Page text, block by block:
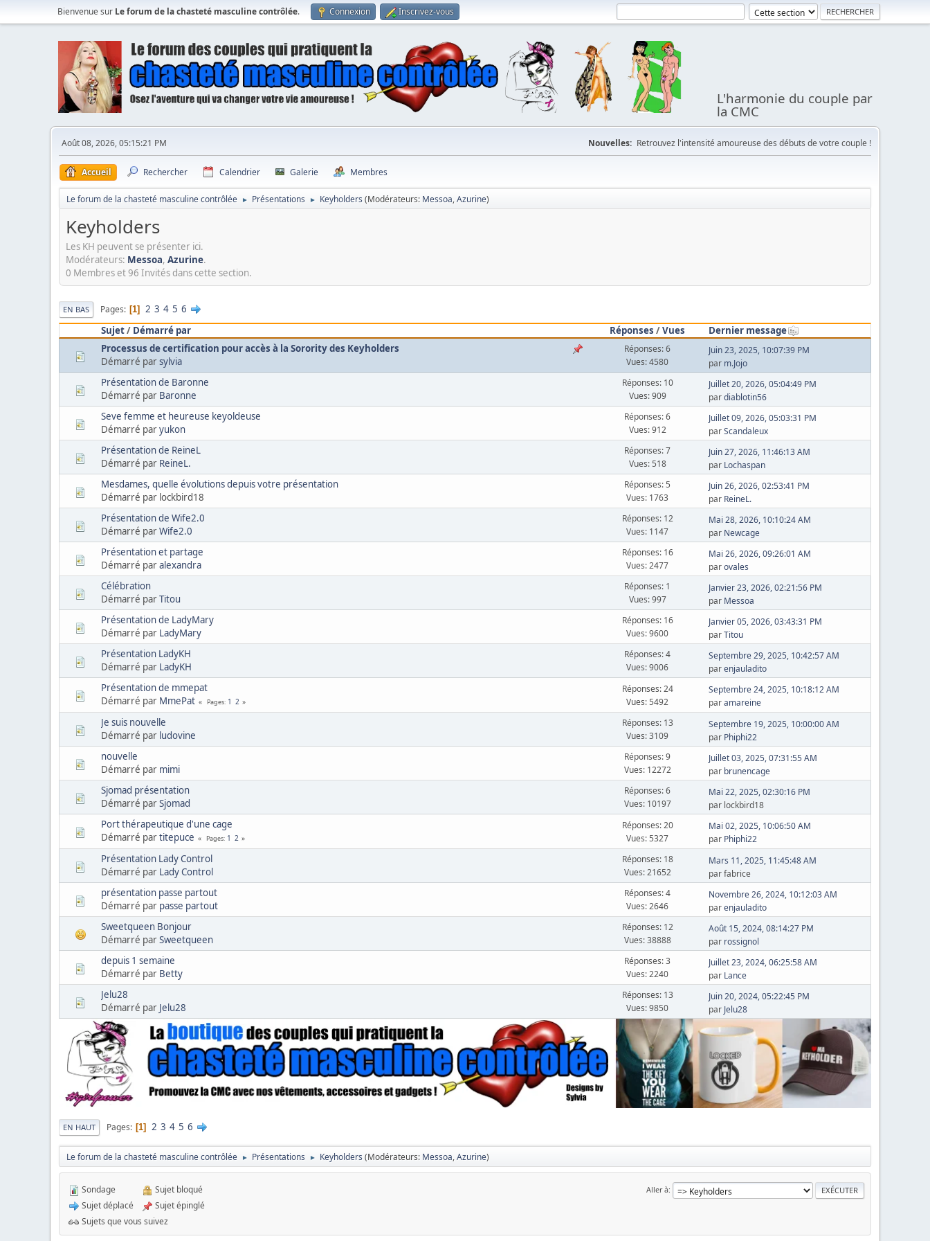
Bienvenue sur Le forum de la chasteté masculine contrôlée. Connexion Inscrivez-vous
L'harmonie du couple par
la CMC
Août 08, 2026, 05:15:21 PM Nouvelles: Retrouvez l'intensité amoureuse des débuts de votre couple !
Accueil Rechercher Calendrier Galerie Membres
Le forum de la chasteté masculine contrôlée ► Présentations ► Keyholders (Modérateurs: Messoa,Azurine)
Keyholders
Les KH peuvent se présenter ici.
Modérateurs: Messoa, Azurine.
0 Membres et 96 Invités dans cette section.
EN BAS Pages 1 2 3 4 5 6
Sujet/ Démarré par Réponses /Vues
Dernier message
Processus de certification pour accès à la Sorority des Keyholders
Démarré parsylvia
Réponses: 6
Vues: 4580
Juin 23, 2025, 10:07:39 PM
par m.Jojo
Présentation de Baronne
Démarré par Baronne
Réponses: 10
Vues: 909
Juillet 20, 2026, 05:04:49 PM
pardiablotin56
Seve femme et heureuse keyoldeuse
Démarré paryukon
Réponses: 6
Vues: 912
Juillet 09, 2026, 05:03:31 PM
parScandaleux
Présentation de ReineL
Démarré par ReineL.
Réponses: 7
Vues: 518
Juin 27, 2026, 11:46:13 AM
par Lochaspan
Mesdames, quelle évolutions depuis votre présentation
Démarré par lockbird18
Réponses: 5
Vues: 1763
Juin 26, 2026, 02:53:41 PM
par ReineL.
Présentation de Wife2.0
Démarré parWife2.0
Réponses: 12
Vues: 1147
Mai 28, 2026, 10:10:24 AM
par Newcage
Présentation et partage
Démarré paralexandra
Réponses: 16
Vues: 2477
Mai 26, 2026, 09:26:01 AM
parovales
Célébration
Démarré parTitou
Réponses: 1
Vues: 997
Janvier 23, 2026, 02:21:56 PM
par Messoa
Présentation de LadyMary
Démarré par LadyMary
Réponses: 16
Vues: 9600
Janvier 05, 2026, 03:43:31 PM
parTitou
Présentation LadyKH
Démarré par LadyKH
Réponses: 4
Vues: 9006
Septembre 29, 2025, 10:42:57 AM
parenjauladito
Présentation de mmepat
Démarré par MmePat Pages 1 2
Réponses: 24
Vues: 5492
Septembre 24, 2025, 10:18:12 AM
paramareine
Je suis nouvelle
Démarré par ludovine
Réponses: 13
Vues: 3109
Septembre 19, 2025, 10:00:00 AM
par Phiphi22
nouvelle
Démarré par mimi
Réponses: 9
Vues: 12272
Juillet 03, 2025, 07:31:55 AM
par brunencage
Sjomad présentation
Démarré parSjomad
Réponses: 6
Vues: 10197
Mai 22, 2025, 02:30:16 PM
par lockbird18
Port thérapeutique d'une cage
Démarré partitepuce Pages 1 2
Réponses: 20
Vues: 5327
Mai 02, 2025, 10:06:50 AM
par Phiphi22
Présentation Lady Control
Démarré par Lady Control
Réponses: 18
Vues: 21652
Mars 11, 2025, 11:45:48 AM
par fabrice
présentation passe partout
Démarré par passe partout
Réponses: 4
Vues: 2646
Novembre 26, 2024, 10:12:03 AM
parenjauladito
Sweetqueen Bonjour
Démarré parSweetqueen
Réponses: 12
Vues: 38888
Août 15, 2024, 08:14:27 PM
par rossignol
depuis 1 semaine
Démarré par Betty
Réponses: 3
Vues: 2240
Juillet 23, 2024, 06:25:58 AM
par Lance
Jelu28
Démarré par Jelu28
Réponses: 13
Vues: 9850
Juin 20, 2024, 05:22:45 PM
par Jelu28
EN HAUT Pages 1 2 3 4 5 6
Le forum de la chasteté masculine contrôlée ► Présentations ► Keyholders (Modérateurs: Messoa,Azurine)
Aller à
Sondage
Sujet déplacé
Sujet bloqué
Sujet épinglé
Sujets que vous suivez